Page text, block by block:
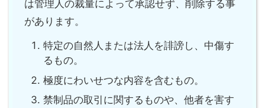
は管理人の裁量によって承認せず、削除する事
があります。
特定の自然人または法人を誹謗し、中傷す
るもの。
極度にわいせつな内容を含むもの。
禁制品の取引に関するものや、他者を害す